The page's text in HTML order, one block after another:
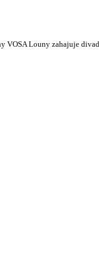
VOSA Louny zahajuje